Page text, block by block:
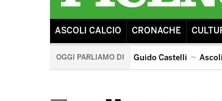
ASCOLI CALCIO CRONACHE
OGGI PARLIAMO DI Guido Castelli